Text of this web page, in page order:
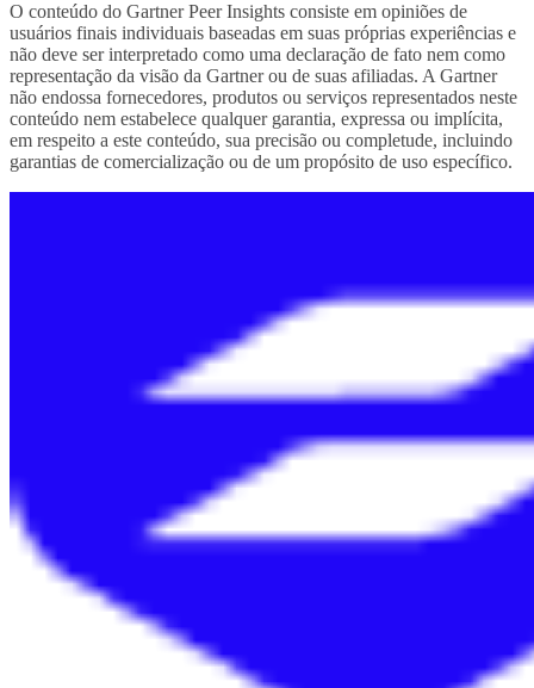
O conteúdo do Gartner Peer Insights consiste em opiniões de
usuários finais individuais baseadas em suas próprias experiências e
não deve ser interpretado como uma declaração de fato nem como
representação da visão da Gartner ou de suas afiliadas. A Gartner
não endossa fornecedores, produtos ou serviços representados neste
conteúdo nem estabelece qualquer garantia, expressa ou implícita,
em respeito a este conteúdo, sua precisão ou completude, incluindo
garantias de comercialização ou de um propósito de uso específico.